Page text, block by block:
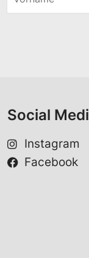
r
Social
Instagram
Facebook